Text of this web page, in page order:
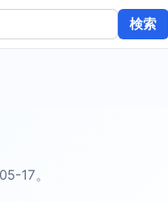
検索
17。